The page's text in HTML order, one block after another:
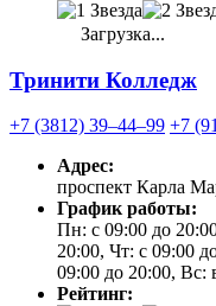
Загрузка...
Тринити Колледж
+7 (3812) 39‒44‒99 +7
Адрес:
проспект Карла
График работы:
Пн: с 09:00 до
20:00, Чт: с 09:00
09:00 до 20:00, Вс:
Рейтинг: